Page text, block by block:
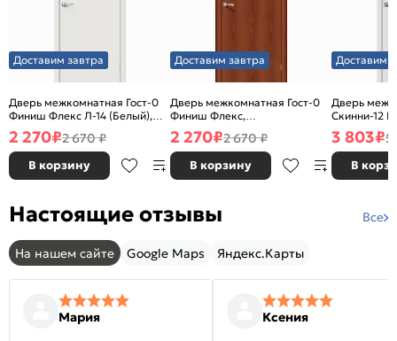
Доставим завтра
Дверь межкомнатная Гост-0
Финиш Флекс Л-14 (Белый),
глухая, каркасно-щитовая
2 270₽2 670 ₽
В корзину
Доставим завтра
Дверь межкомнатная Гост-0
Финиш Флекс,
Ламинированные Л-11
(ИталОрех), глухая, каркасно-
щитовая
2 270₽2 670 ₽
В корзину
Доставим
Дверь
Скинни-12
глухая,
3 803₽5
В
Настоящие отзывы Все
На нашем сайте Google Maps Яндекс.Карты
Мария Ксения